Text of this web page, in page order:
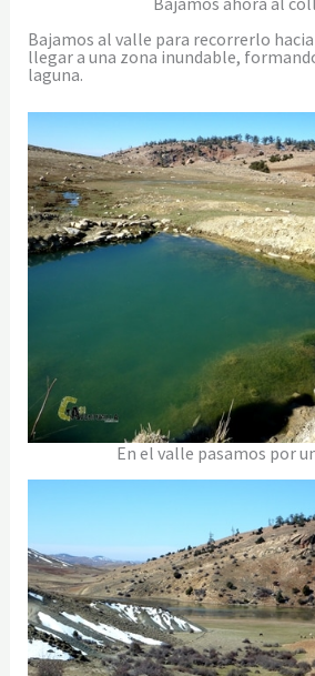
Bajamos al valle para recorrerlo
llegar a una zona inundable,
laguna.
En el valle pasamos por